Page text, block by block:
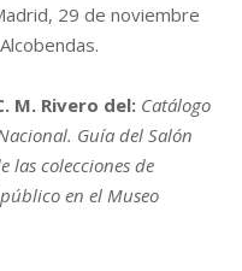
29 de noviembre
M. Rivero del: Catálogo
Guía del Salón
las colecciones de
en el Museo